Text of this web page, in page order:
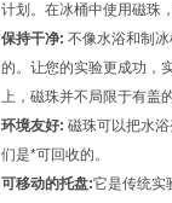
计划。在冰桶中使用磁珠
保持干净: 不像水浴和制
的。让您的实验更成功，
上，磁珠并不局限于有盖
环境友好: 磁珠可以把水
们是*可回收的。
可移动的托盘:它是传统实